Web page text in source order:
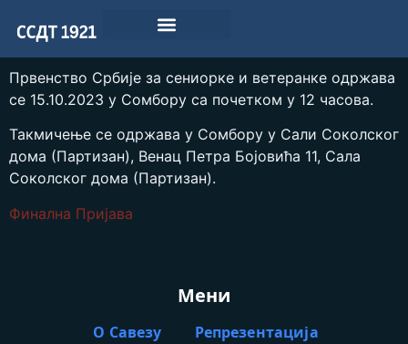
Првенство Србије за сениорке и ветеранке одржава
се 15.10.2023 у Сомбору са почетком у 12 часова.
Такмичење се одржава у Сомбору у Сали Соколског
дома (Партизан), Венац Петра Бојовића 11, Сала
Соколског дома (Партизан).
Финална Пријава
Мени
О Савезу
Репрезентација